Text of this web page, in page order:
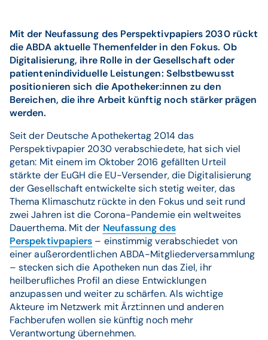
Mit der Neufassung des Perspektivpapiers 2030 rückt
die ABDA aktuelle Themenfelder in den Fokus. Ob
Digitalisierung, ihre Rolle in der Gesellschaft oder
patientenindividuelle Leistungen: Selbstbewusst
positionieren sich die Apotheker:innen zu den
Bereichen, die ihre Arbeit künftig noch stärker prägen
werden.
Seit der Deutsche Apothekertag 2014 das
Perspektivpapier 2030 verabschiedete, hat sich viel
getan: Mit einem im Oktober 2016 gefällten Urteil
stärkte der EuGH die EU-Versender, die Digitalisierung
der Gesellschaft entwickelte sich stetig weiter, das
Thema Klimaschutz rückte in den Fokus und seit rund
zwei Jahren ist die Corona-Pandemie ein weltweites
Dauerthema. Mit der Neufassung des
Perspektivpapiers – einstimmig verabschiedet von
einer außerordentlichen ABDA-Mitgliederversammlung
– stecken sich die Apotheken nun das Ziel, ihr
heilberufliches Profil an diese Entwicklungen
anzupassen und weiter zu schärfen. Als wichtige
Akteure im Netzwerk mit Ärzt:innen und anderen
Fachberufen wollen sie künftig noch mehr
Verantwortung übernehmen.